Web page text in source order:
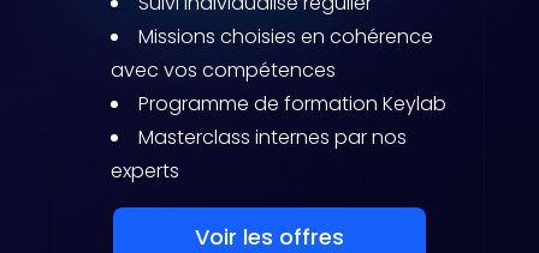
Missions choisies en cohérence
avec vos compétences
Programme de formation Keylab
Masterclass internes par nos
experts
Voir les offres